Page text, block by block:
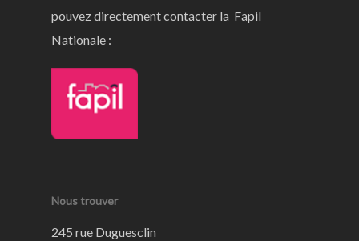
pouvez directement contacter la Fapil
Nationale :
Nous trouver
245 rue Duguesclin